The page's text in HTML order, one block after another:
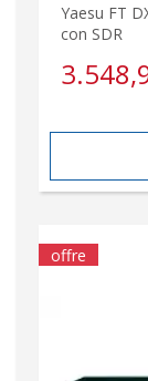
Yaesu FT
con SDR
offre